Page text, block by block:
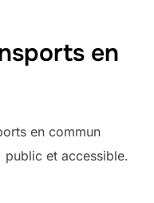
en
en commun
public et accessible.